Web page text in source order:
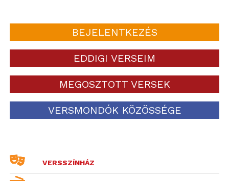
BEJELENTKEZÉS
EDDIGI VERSEIM
MEGOSZTOTT VERSEK
VERSMONDÓK KÖZÖSSÉGE
VERSSZÍNHÁZ